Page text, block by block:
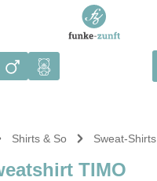
Shirts & So Sweat-Shirts
TIMO